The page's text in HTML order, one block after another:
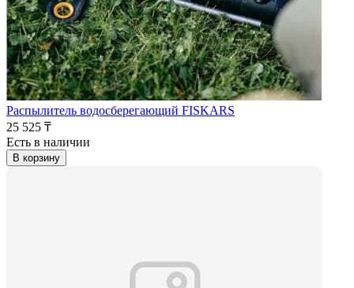
Распылитель водосберегающий FISKARS
25 525 ₸
Есть в наличии
В корзину